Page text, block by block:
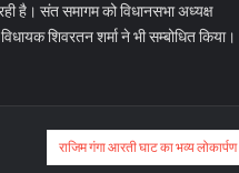
है। संत समागम को विधानसभा अध्यक्ष
शिवरतन शर्मा ने भी सम्बोधित किया।
राजिम गंगा आरती घाट का भव्य लोकार्पण